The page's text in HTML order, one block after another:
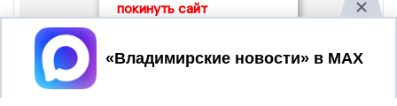
покинуть сайт
Принять